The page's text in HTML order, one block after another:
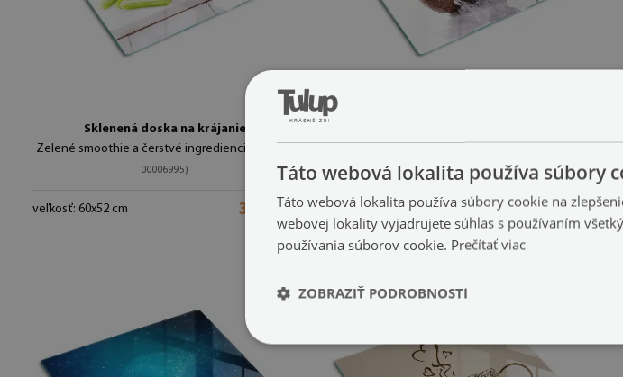
Sklenená doska na krájanie
Zelené smoothie a čerstvé ingrediencie
00006995)
veľkosť: 60x52 cm 39.99 €
Táto webová lokalita používa súbory
Táto webová lokalita používa súbory cookie na
webovej lokality vyjadrujete súhlas s používaním
používania súborov cookie. Prečítať viac
ZOBRAZIŤ PODROBNOSTI